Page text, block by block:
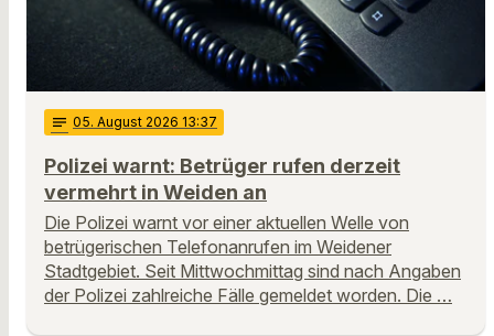
notes 05. August 2026 13:37
Polizei warnt: Betrüger rufen derzeit
vermehrt in Weiden an
Die Polizei warnt vor einer aktuellen Welle von
betrügerischen Telefonanrufen im Weidener
Stadtgebiet. Seit Mittwochmittag sind nach Angaben
der Polizei zahlreiche Fälle gemeldet worden. Die …